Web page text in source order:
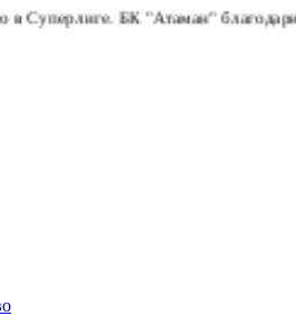
БК "Атаман" благодарит